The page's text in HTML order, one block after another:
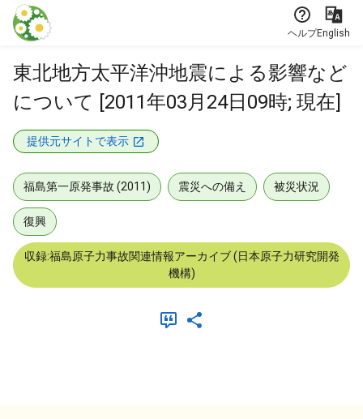
本文に飛ぶ
ヘルプEnglish
東北地方太平洋沖地震による影響など
について [2011年03月24日09時; 現在]
提供元サイトで表示
福島第一原発事故 (2011) 震災への備え 被災状況
復興
収録:福島原子力事故関連情報アーカイブ (日本原子力研究開発
機構)